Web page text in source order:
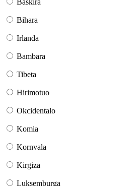
Baŝkira
Bihara
Irlanda
Bambara
Tibeta
Hirimotuo
Okcidentalo
Komia
Kornvala
Kirgiza
Luksemburga